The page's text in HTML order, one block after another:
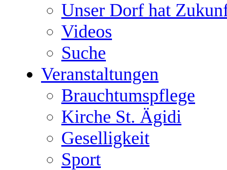
Unser Dorf hat
Videos
Suche
Veranstaltungen
Brauchtumspflege
Kirche St. Ägidi
Geselligkeit
Sport